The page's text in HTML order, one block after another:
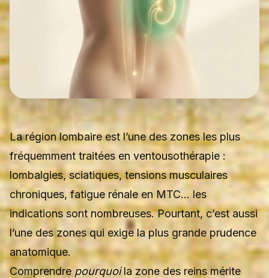
La région lombaire est l’une des zones les plus
fréquemment traitées en ventousothérapie :
lombalgies, sciatiques, tensions musculaires
chroniques, fatigue rénale en MTC… les
indications sont nombreuses. Pourtant, c’est aussi
l’une des zones qui exige la plus grande prudence
anatomique.
Comprendre pourquoila zone des reins mérite